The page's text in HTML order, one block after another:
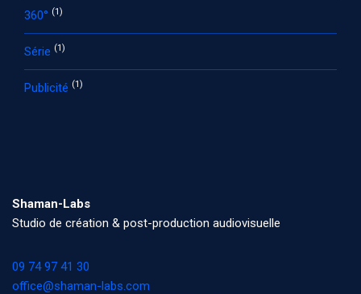
360° (1)
Série (1)
Publicité (1)
Shaman-Labs
Studio de création & post-production audiovisuelle
09 74 97 41 30
office@shaman-labs.com